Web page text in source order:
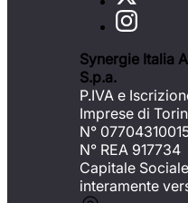
Synergie Italia
S.p.a.
P.IVA e
Imprese di
N°
N° REA 917734
Capitale
interamente